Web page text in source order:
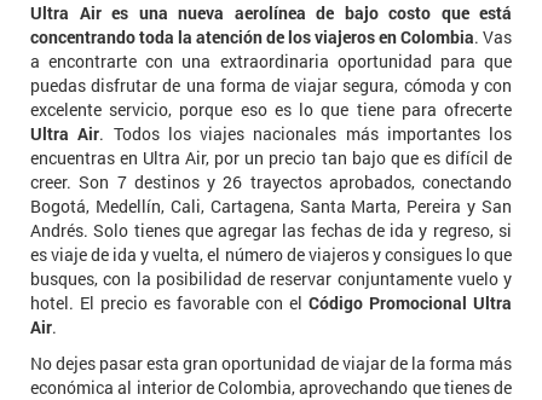
Ultra Air es una nueva aerolínea de bajo costo que está
concentrando toda la atención de los viajeros en Colombia. Vas
a encontrarte con una extraordinaria oportunidad para que
puedas disfrutar de una forma de viajar segura, cómoda y con
excelente servicio, porque eso es lo que tiene para ofrecerte
Ultra Air. Todos los viajes nacionales más importantes los
encuentras en Ultra Air, por un precio tan bajo que es difícil de
creer. Son 7 destinos y 26 trayectos aprobados, conectando
Bogotá, Medellín, Cali, Cartagena, Santa Marta, Pereira y San
Andrés. Solo tienes que agregar las fechas de ida y regreso, si
es viaje de ida y vuelta, el número de viajeros y consigues lo que
busques, con la posibilidad de reservar conjuntamente vuelo y
hotel. El precio es favorable con el Código Promocional Ultra
Air.
No dejes pasar esta gran oportunidad de viajar de la forma más
económica al interior de Colombia, aprovechando que tienes de